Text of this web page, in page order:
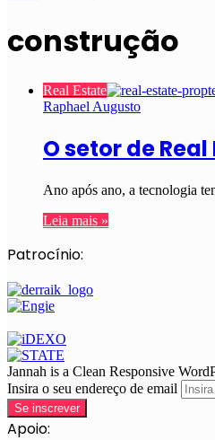
construção
Real Estate
Raphael Augusto
O setor de
Ano após ano, a tecnologia
Leia mais »
Patrocínio:
Jannah is a Clean Responsive
Insira o seu endereço de email
Apoio: